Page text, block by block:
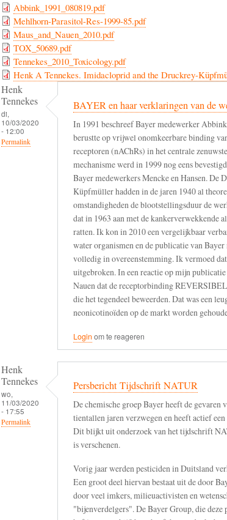
Abbink_1991_080819.pdf
Mehlhorn-Parasitol-Res-1999-85.pdf
Maus_and_Nauen_2010.pdf
TOX_50689.pdf
Tennekes_2010_Toxicology.pdf
Henk A Tennekes. Imidacloprid and the Druckrey-
Henk
Tennekes
di,
10/03/2020
- 12:00
Permalink
BAYER en haar verklaringen van de
In 1991 beschreef Bayer medewerker
berustte op vrijwel onomkeerbare binding
receptoren (nAChRs) in het centrale
mechanisme werd in 1999 nog eens
Bayer medewerkers Mencke en Hansen. De
Küpfmüller hadden in de jaren 1940 al
omstandigheden de blootstellingsduur de
dat in 1963 aan met de kankerverwekkende
ratten. Ik kon in 2010 een vergelijkbaar
water organismen en de publicatie van
volledig in overeenstemming. Ik vermoed
uitgebroken. In een reactie op mijn
Nauen dat de receptorbinding
die het tegendeel beweerden. Dat was een
neonicotinoïden op de markt worden
Login om te reageren
Henk
Tennekes
wo,
11/03/2020
- 17:55
Permalink
Persbericht Tijdschrift NATUR
De chemische groep Bayer heeft de
tientallen jaren verzwegen en heeft actief
Dit blijkt uit onderzoek van het tijdschrift
is verschenen.
Vorig jaar werden pesticiden in Duitsland
Een groot deel hiervan bestaat uit de door
door veel imkers, milieuactivisten en
"bijenverdelgers". De Bayer Group, die